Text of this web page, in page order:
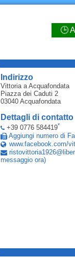
🕒
Indirizzo
Vittoriaa Acquafondata
Piazza dei Caduti 2
03040 Acquafondata
Dettagli di contatto
+39 0776 584419*
Aggiungi numero di
www.facebook.com/
ristovittoria1926@
messaggio ora)